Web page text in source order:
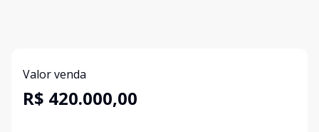
Valor venda
R$ 420.000,00